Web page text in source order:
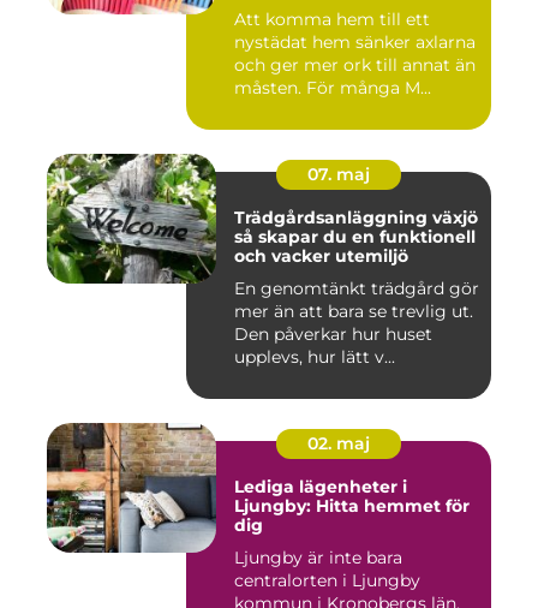
Att komma hem till ett
nystädat hem sänker axlarna
och ger mer ork till annat än
måsten. För många M...
07. maj
Trädgårdsanläggning växjö
så skapar du en funktionell
och vacker utemiljö
En genomtänkt trädgård gör
mer än att bara se trevlig ut.
Den påverkar hur huset
upplevs, hur lätt v...
02. maj
Lediga lägenheter i
Ljungby: Hitta hemmet för
dig
Ljungby är inte bara
centralorten i Ljungby
kommun i Kronobergs län,